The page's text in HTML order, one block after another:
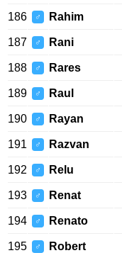
186 ♂ Rahim
187 ♂ Rani
188 ♂ Rares
189 ♂ Raul
190 ♂ Rayan
191 ♂ Razvan
192 ♂ Relu
193 ♂ Renat
194 ♂ Renato
195 ♂ Robert